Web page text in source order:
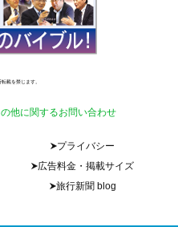
載を禁じます。
他に関するお問い合わせ
プライバシー
広告料金・掲載サイズ
旅行新聞 blog